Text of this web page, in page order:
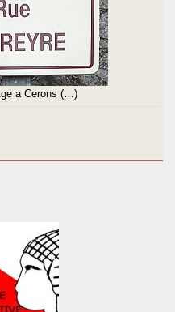
a Cerons (…)